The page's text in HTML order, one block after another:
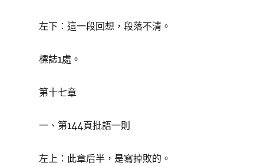
左下：這一段回想，段落不清。
標誌1處。
第十七章
一、第144頁批語一則
左上：此章后半，是寫掉敗的。